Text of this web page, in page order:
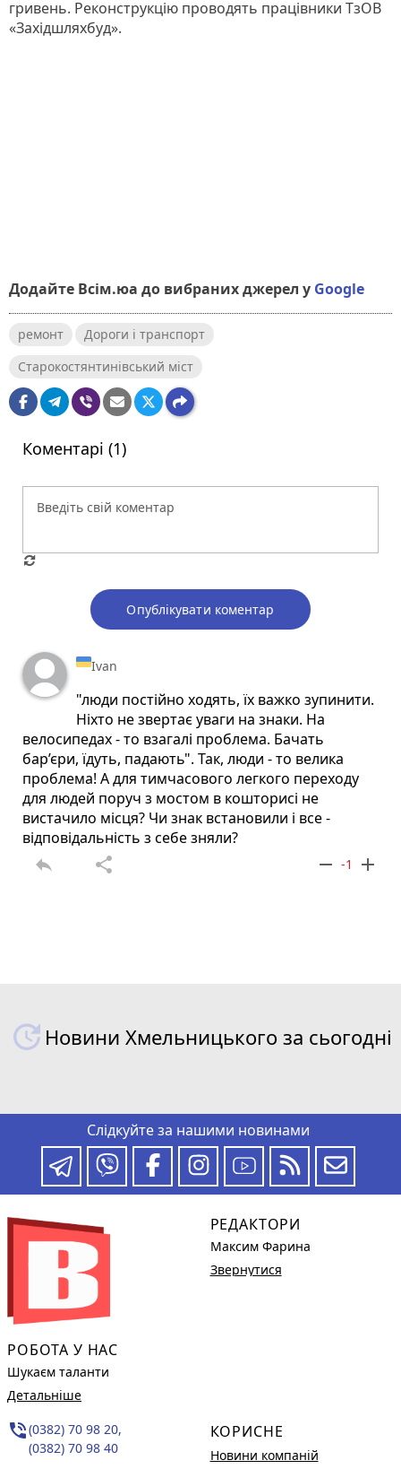
гривень. Реконструкцію проводять працівники ТзОВ
«Західшляхбуд».
Додайте Всім.юа до вибраних джерел у Google
ремонт
Дороги і транспорт
Старокостянтинівський міст
Коментарі (1)
Опублікувати коментар
Ivan
"люди постійно ходять, їх важко зупинити.
Ніхто не звертає уваги на знаки. На
велосипедах - то взагалі проблема. Бачать
бар’єри, їдуть, падають". Так, люди - то велика
проблема! А для тимчасового легкого переходу
для людей поруч з мостом в кошторисі не
вистачило місця? Чи знак встановили і все -
відповідальність з себе зняли?
reply share remove -1 add
Новини Хмельницького за сьогодні
Слідкуйте за нашими новинами
РОБОТА У НАС
Шукаєм таланти
Детальніше
phone_in_talk(0382) 70 98 20,
(0382) 70 98 40
РЕДАКТОРИ
Максим Фарина
Звернутися
КОРИСНЕ
Новини компаній